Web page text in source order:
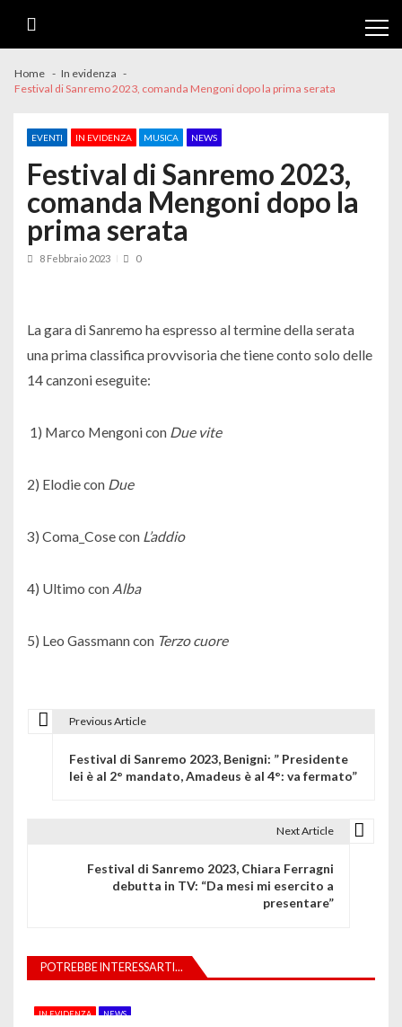
Home
In evidenza
Festival di Sanremo 2023, comanda Mengoni dopo la prima serata
EVENTI IN EVIDENZA MUSICA NEWS
Festival di Sanremo 2023,
comanda Mengoni dopo la
prima serata
8 Febbraio 2023 0
La gara di Sanremo ha espresso al termine della serata
una prima classifica provvisoria che tiene conto solo delle
14 canzoni eseguite:
1) Marco Mengoni con Due vite
2) Elodie con Due
3) Coma_Cose con L’addio
4) Ultimo con Alba
5) Leo Gassmann con Terzo cuore
i
Previous Article
Festival di Sanremo 2023, Benigni: ” Presidente
lei è al 2° mandato, Amadeus è al 4°: va fermato”
Next Article
Festival di Sanremo 2023, Chiara Ferragni
debutta in TV: “Da mesi mi esercito a
presentare”
POTREBBE INTERESSARTI...
IN EVIDENZA NEWS